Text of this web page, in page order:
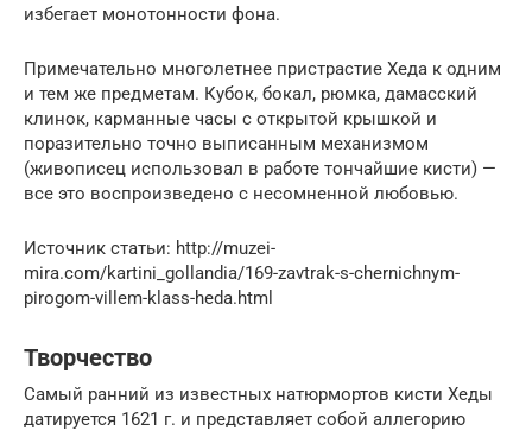
избегает монотонности фона.
Примечательно многолетнее пристрастие Хеда к одним
и тем же предметам. Кубок, бокал, рюмка, дамасский
клинок, карманные часы с открытой крышкой и
поразительно точно выписанным механизмом
(живописец использовал в работе тончайшие кисти) —
все это воспроизведено с несомненной любовью.
Источник статьи: http://muzei-
mira.com/kartini_gollandia/169-zavtrak-s-chernichnym-
pirogom-villem-klass-heda.html
Творчество
Самый ранний из известных натюрмортов кисти Хеды
датируется 1621 г. и представляет собой аллегорию